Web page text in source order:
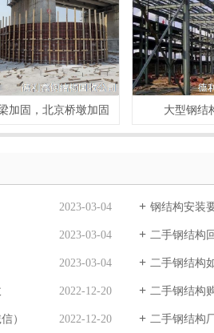
加固，北京桥墩加固 大型钢结
2023-03-04 钢结构安装
2023-03-04 二手钢结构
2023-03-04 二手钢结构
2022-12-20 二手钢结构
） 2022-12-20 二手钢结构